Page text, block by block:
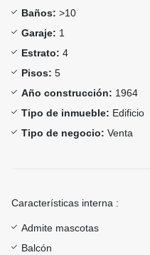
Baños: >10
Garaje: 1
Estrato: 4
Pisos: 5
Año construcción: 1964
Tipo de inmueble: Edificio
Tipo de negocio: Venta
Características interna :
Admite mascotas
Balcón